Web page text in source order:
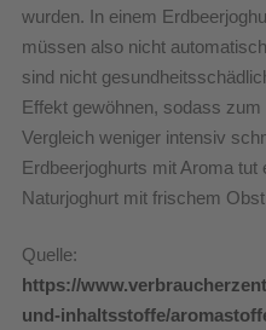
wurden. In einem
müssen also nicht
sind nicht
Effekt gewöhnen, sodass
Vergleich weniger intensiv
Erdbeerjoghurts mit Aroma tut
Naturjoghurt mit frischem
Quelle:
https://
und-inhaltsstoffe/